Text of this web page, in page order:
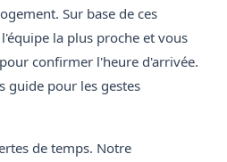
Sur base de ces
la plus proche et vous
confirmer l'heure d'arrivée.
guide pour les gestes
de temps. Notre